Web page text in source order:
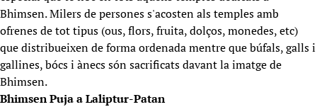
Bhimsen. Milers de persones s'acosten als temples amb
ofrenes de tot tipus (ous, flors, fruita, dolços, monedes, etc)
que distribueixen de forma ordenada mentre que búfals, galls i
gallines, bócs i ànecs són sacrificats davant la imatge de
Bhimsen.
Bhimsen Puja a Laliptur-Patan